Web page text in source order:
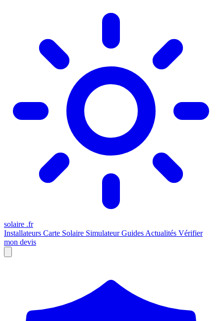
solaire .fr
Installateurs Carte Solaire SimulateurGuides Actualités Vérifier
mon devis